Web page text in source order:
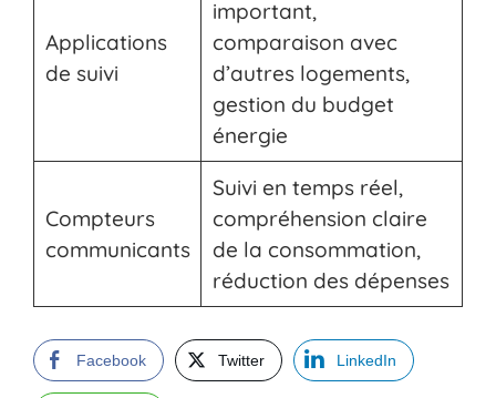
Applications
de suivi
important,
comparaison avec
d’autres logements,
gestion du budget
énergie
Compteurs
communicants
Suivi en temps réel,
compréhension claire
de la consommation,
réduction des dépenses
Facebook Twitter LinkedIn